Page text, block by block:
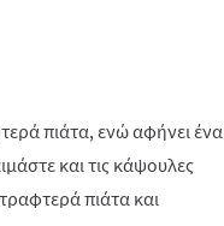
πιάτα, ενώ αφήνει ένα
και τις κάψουλες
πιάτα και